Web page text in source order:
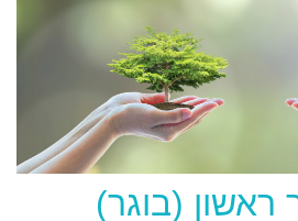
ראשון (בוגר)